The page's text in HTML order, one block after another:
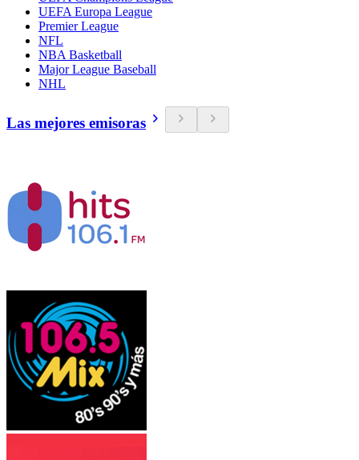
UEFA Europa League
Premier League
NFL
NBA Basketball
Major League Baseball
NHL
Las mejores emisoras